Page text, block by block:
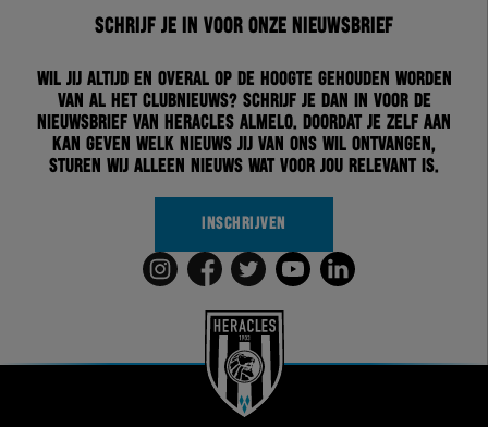
Schrijf je in voor onze nieuwsbrief
Wil jij altijd en overal op de hoogte gehouden worden
van al het clubnieuws? Schrijf je dan in voor de
nieuwsbrief van Heracles Almelo. Doordat je zelf aan
kan geven welk nieuws jij van ons wil ontvangen,
sturen wij alleen nieuws wat voor jou relevant is.
INSCHRIJVEN